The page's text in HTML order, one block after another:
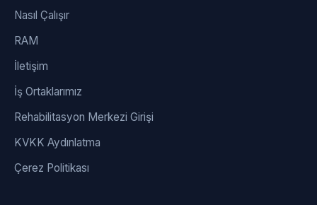
Nasıl Çalışır
RAM
İletişim
İş Ortaklarımız
Rehabilitasyon Merkezi Girişi
KVKK Aydınlatma
Çerez Politikası